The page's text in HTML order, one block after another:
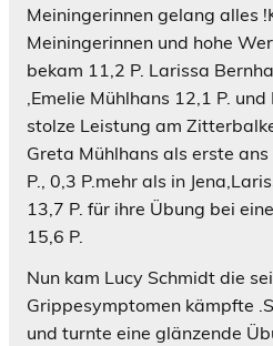
Meiningerinnen gelang alles
Meiningerinnen und hohe
bekam 11,2 P. Larissa
,Emelie Mühlhans 12,1 P.
stolze Leistung am
Greta Mühlhans als erste
P., 0,3 P.mehr als in
13,7 P. für ihre Übung bei
15,6 P.
Nun kam Lucy Schmidt die
Grippesymptomen kämpfte
und turnte eine glänzende